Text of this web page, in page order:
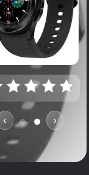
‹
›